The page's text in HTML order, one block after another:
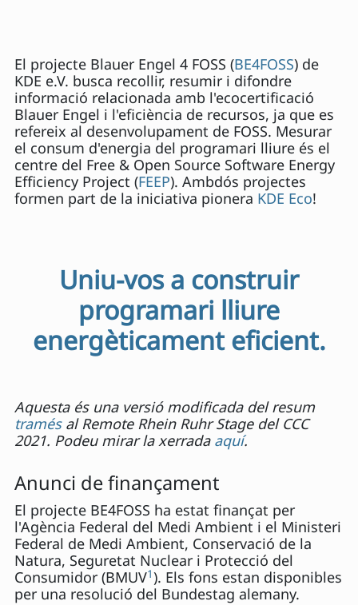
El projecte Blauer Engel 4 FOSS (BE4FOSS) de
KDE e.V. busca recollir, resumir i difondre
informació relacionada amb l'ecocertificació
Blauer Engel i l'eficiència de recursos, ja que es
refereix al desenvolupament de FOSS. Mesurar
el consum d'energia del programari lliure és el
centre del Free & Open Source Software Energy
Efficiency Project (FEEP). Ambdós projectes
formen part de la iniciativa pionera KDE Eco!
Uniu-vos a construir
programari lliure
energèticament eficient.
Aquesta és una versió modificada del resum
tramésal Remote Rhein Ruhr Stage del CCC
2021. Podeu mirar la xerrada aquí.
Anunci de finançament
El projecte BE4FOSS ha estat finançat per
l'Agència Federal del Medi Ambient i el Ministeri
Federal de Medi Ambient, Conservació de la
Natura, Seguretat Nuclear i Protecció del
Consumidor (BMUV1). Els fons estan disponibles
per una resolució del Bundestag alemany.